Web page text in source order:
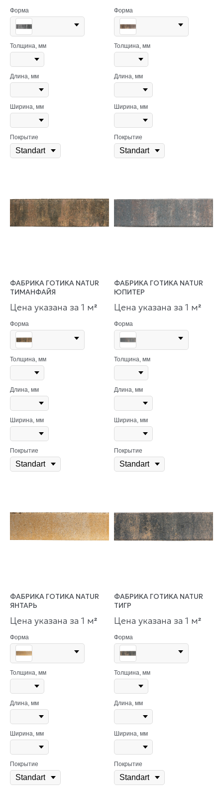
Форма
Толщина, мм
Длина, мм
Ширина, мм
Покрытие
Форма
Толщина, мм
Длина, мм
Ширина, мм
Покрытие
ФАБРИКА ГОТИКА NATUR
ТИМАНФАЙЯ
Цена указана за 1 м²
Форма
Толщина, мм
Длина, мм
Ширина, мм
Покрытие
ФАБРИКА ГОТИКА NATUR
ЮПИТЕР
Цена указана за 1 м²
Форма
Толщина, мм
Длина, мм
Ширина, мм
Покрытие
ФАБРИКА ГОТИКА NATUR
ЯНТАРЬ
Цена указана за 1 м²
Форма
Толщина, мм
Длина, мм
Ширина, мм
Покрытие
ФАБРИКА ГОТИКА NATUR
ТИГР
Цена указана за 1 м²
Форма
Толщина, мм
Длина, мм
Ширина, мм
Покрытие